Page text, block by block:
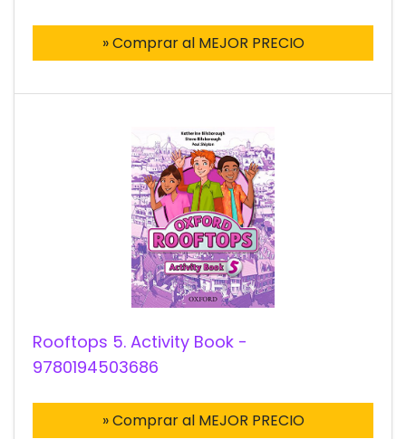
» Comprar al MEJOR PRECIO
Rooftops 5. Activity Book -
9780194503686
» Comprar al MEJOR PRECIO